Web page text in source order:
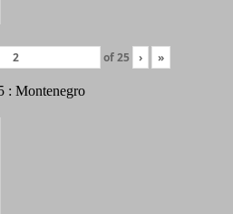
of25 › »
: Montenegro